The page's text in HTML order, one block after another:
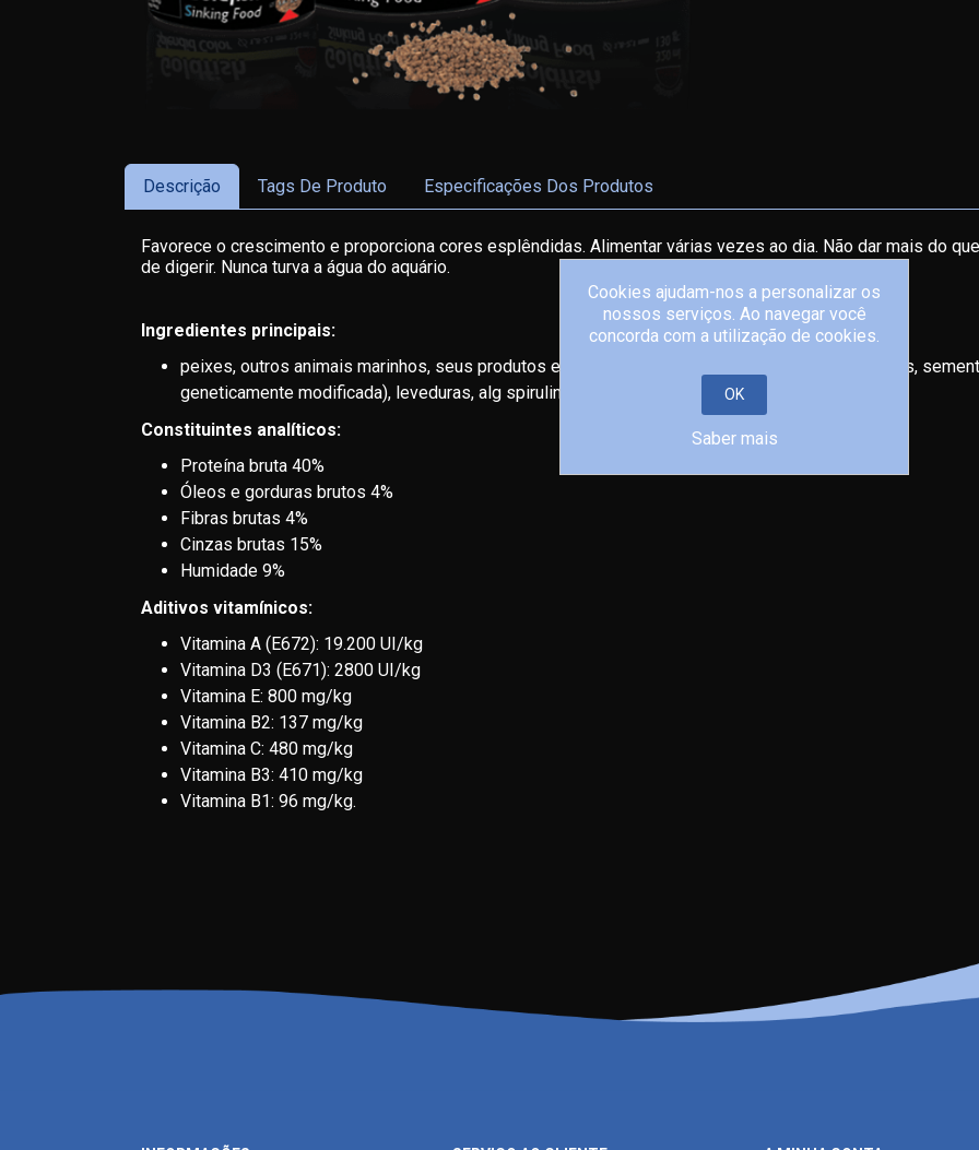
Descrição Tags De Produto Especificações Dos Produtos
Favorece o crescimento e proporciona cores esplêndidas. Alimentar várias vezes ao dia. Não dar mais do
de digerir. Nunca turva a água do aquário.
Ingredientes principais:
peixes, outros animais marinhos, seus produtos e subprodutos, grãos e subprodutos de cereais,
geneticamente modificada), leveduras, alg spirulina, minerais.
Constituintes analíticos:
Proteína bruta 40%
Óleos e gorduras brutos 4%
Fibras brutas 4%
Cinzas brutas 15%
Humidade 9%
Aditivos vitamínicos:
Vitamina A (E672): 19.200 UI/kg
Vitamina D3 (E671): 2800 UI/kg
Vitamina E: 800 mg/kg
Vitamina B2: 137 mg/kg
Vitamina C: 480 mg/kg
Vitamina B3: 410 mg/kg
Vitamina B1: 96 mg/kg.
Cookies ajudam-nos a personalizar os
nossos serviços. Ao navegar você
concorda com a utilização de cookies.
OK
Saber mais